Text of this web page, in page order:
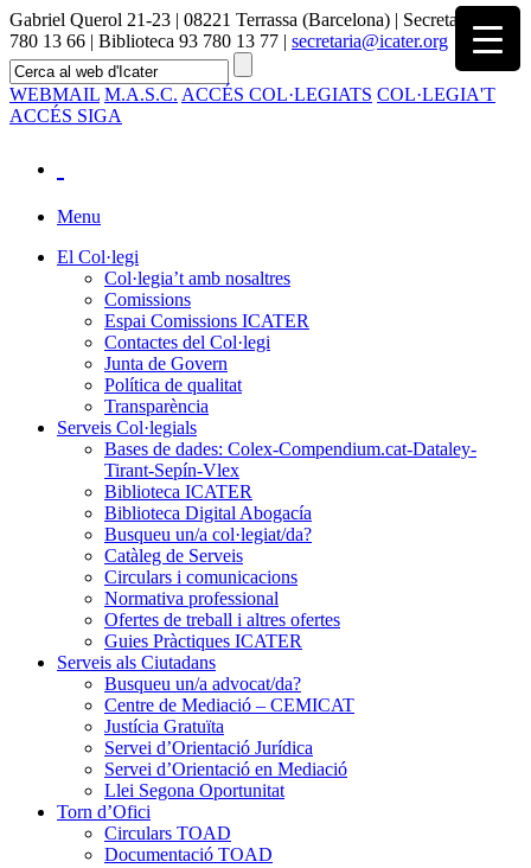
Gabriel Querol 21-23 | 08221 Terrassa (Barcelona) | Secretaria 93
780 13 66 | Biblioteca 93 780 13 77 | secretaria@icater.org
WEBMAIL M.A.S.C. ACCÉS COL·LEGIATS COL·LEGIA'T
ACCÉS SIGA
Menu
El Col·legi
Col·legia’t amb nosaltres
Comissions
Espai Comissions ICATER
Contactes del Col·legi
Junta de Govern
Política de qualitat
Transparència
Serveis Col·legials
Bases de dades: Colex-Compendium.cat-Dataley-
Tirant-Sepín-Vlex
Biblioteca ICATER
Biblioteca Digital Abogacía
Busqueu un/a col·legiat/da?
Catàleg de Serveis
Circulars i comunicacions
Normativa professional
Ofertes de treball i altres ofertes
Guies Pràctiques ICATER
Serveis als Ciutadans
Busqueu un/a advocat/da?
Centre de Mediació – CEMICAT
Justícia Gratuïta
Servei d’Orientació Jurídica
Servei d’Orientació en Mediació
Llei Segona Oportunitat
Torn d’Ofici
Circulars TOAD
Documentació TOAD